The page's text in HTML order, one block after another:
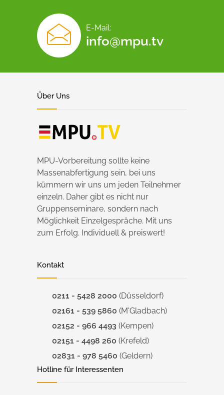
E-Mail:
info@mpu.tv
Über Uns
MPU-Vorbereitung sollte keine
Massenabfertigung sein, bei uns
kümmern wir uns um jeden Teilnehmer
einzeln. Daher gibt es nicht nur
Gruppenseminare, sondern nach
Möglichkeit Einzelgespräche. Mit uns
zum Erfolg. Individuell & preiswert!
Kontakt
0211 - 5428 2000 (Düsseldorf)
02161 - 539 5860 (M'Gladbach)
02152 - 966 4493 (Kempen)
02151 - 4498 260 (Krefeld)
02831 - 978 5460 (Geldern)
Hotline für Interessenten